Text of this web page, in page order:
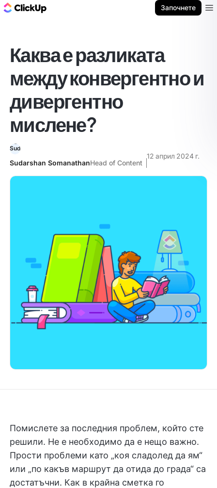
Започнете
Каква е разликата
между конвергентно и
дивергентно
мислене?
Sudarshan SomanathanHead of Content
12 април 2024 г.
Помислете за последния проблем, който сте
решили. Не е необходимо да е нещо важно.
Прости проблеми като „коя сладолед да ям“
или „по какъв маршрут да отида до града“ са
достатъчни. Как в крайна сметка го